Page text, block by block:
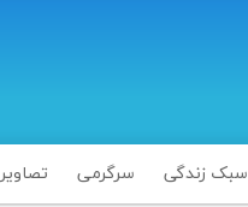
سبک زندگی سرگرمی تصاویر